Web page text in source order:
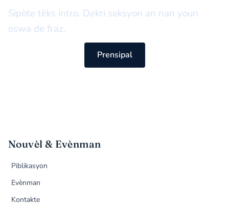
Sipòte tèks intro. Dekri seksyon an nan youn
oswa de fraz.
Prensipal
Nouvèl & Evènman
Piblikasyon
Evènman
Kontakte